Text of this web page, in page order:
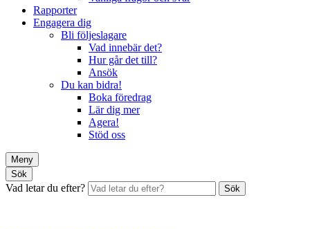
Rapporter
Engagera dig
Bli följeslagare
Vad innebär det?
Hur går det till?
Ansök
Du kan bidra!
Boka föredrag
Lär dig mer
Agera!
Stöd oss
Meny
Sök
Vad letar du efter? Sök